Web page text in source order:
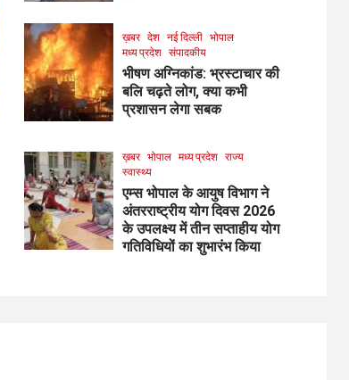
ख़बर देश नई दिल्ली भोपाल
मध्य प्रदेश संपादकीय
भीषण अग्निकांड: भ्रस्टाचार की
बलि चढ़ते लोग, क्या कभी
प्रशासन लेगा सबक
ख़बर भोपाल मध्य प्रदेश राज्य
स्वास्थ्य
एम्स भोपाल के आयुष विभाग ने
अंतरराष्ट्रीय योग दिवस 2026
के उपलक्ष्य में तीन सप्ताहीय योग
गतिविधियों का शुभारंभ किया